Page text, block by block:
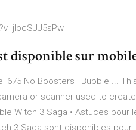
disponible sur
675 No Boosters | Bubble ...
or scanner used to
Witch 3 Saga • Astuces pour
3 Saga sont disponibles